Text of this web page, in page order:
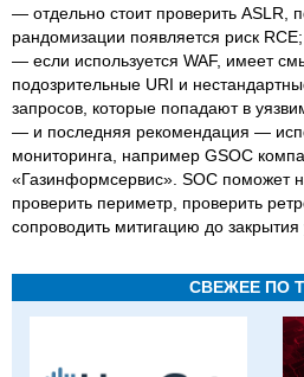
— отдельно стоит проверить ASLR,
рандомизации появляется риск RCE;
— если используется WAF, имеет
подозрительные URI и
запросов, которые попадают в
— и последняя рекомендация —
мониторинга, например GSOC
«Газинформсервис». SOC поможет
проверить периметр, проверить
сопроводить митигацию до закрытия
СВЕЖЕЕ ПО